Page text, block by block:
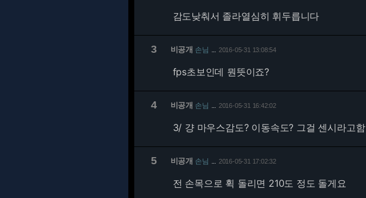
감도낮춰서 졸라열심히 휘두릅니다
3 비공개 손님 2016-05-31 13:08:54
fps초보인데 뭔뜻이죠?
4 비공개 손님 2016-05-31 16:42:02
3/ 걍 마우스감도? 이동속도? 그걸 센시라고함
5 비공개 손님 2016-05-31 17:02:32
전 손목으로 휙 돌리면 210도 정도 돌게요